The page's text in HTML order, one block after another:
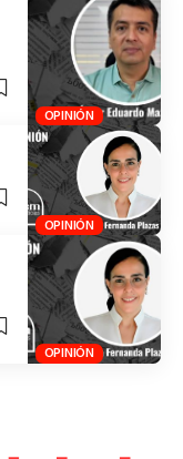
OPINIÓN
OPINIÓN
OPINIÓN